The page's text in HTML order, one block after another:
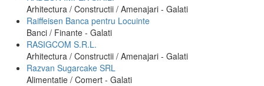
Arhitectura / Constructii / Amenajari - Galati
Raiffeisen Banca pentru Locuinte
Banci / Finante - Galati
RASIGCOM S.R.L.
Arhitectura / Constructii / Amenajari - Galati
Razvan Sugarcake SRL
Alimentatie / Comert - Galati